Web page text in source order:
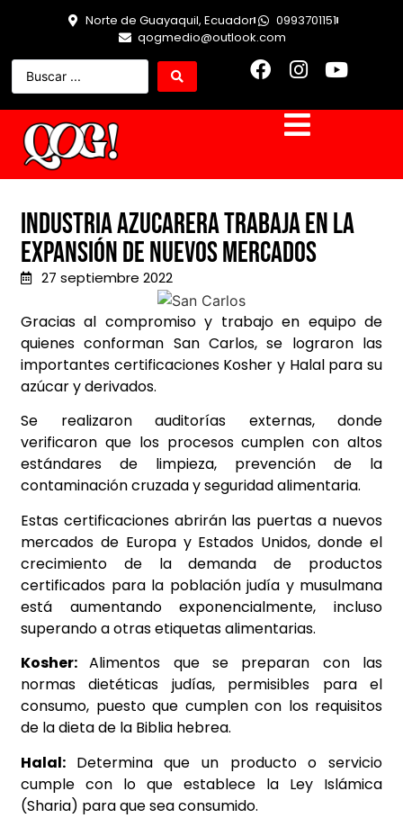
Norte de Guayaquil, Ecuador
0993701151
qogmedio@outlook.com
Industria azucarera trabaja en la
expansión de nuevos mercados
27 septiembre 2022
Gracias al compromiso y trabajo en equipo de
quienes conforman San Carlos, se lograron las
importantes certificaciones Kosher y Halal para su
azúcar y derivados.
Se realizaron auditorías externas, donde
verificaron que los procesos cumplen con altos
estándares de limpieza, prevención de la
contaminación cruzada y seguridad alimentaria.
Estas certificaciones abrirán las puertas a nuevos
mercados de Europa y Estados Unidos, donde el
crecimiento de la demanda de productos
certificados para la población judía y musulmana
está aumentando exponencialmente, incluso
superando a otras etiquetas alimentarias.
Kosher:Alimentos que se preparan con las
normas dietéticas judías, permisibles para el
consumo, puesto que cumplen con los requisitos
de la dieta de la Biblia hebrea.
Halal: Determina que un producto o servicio
cumple con lo que establece la Ley Islámica
(Sharia) para que sea consumido.